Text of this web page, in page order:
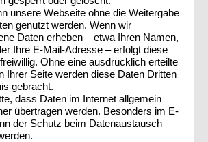
unsere Webseite ohne die Weitergabe
genutzt werden. Wenn wir
Daten erheben – etwa Ihren Namen,
Ihre E-Mail-Adresse – erfolgt diese
Ohne eine ausdrücklich erteilte
Ihrer Seite werden diese Daten Dritten
gebracht.
dass Daten im Internet allgemein
übertragen werden. Besonders im E-
der Schutz beim Datenaustausch